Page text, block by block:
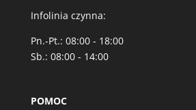
Infolinia czynna:
Pn.-Pt.: 08:00 - 18:00
Sb.: 08:00 - 14:00
POMOC